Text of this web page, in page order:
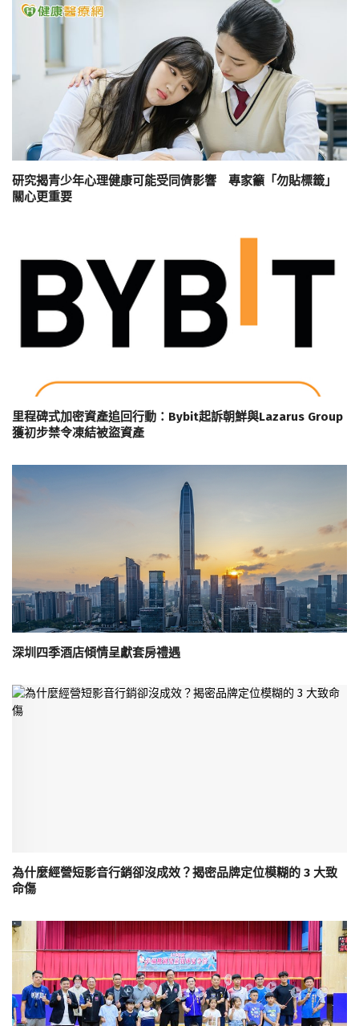
研究揭青少年心理健康可能受同儕影響 專家籲「勿貼標籤」
關心更重要
里程碑式加密資產追回行動：Bybit起訴朝鮮與Lazarus Group
獲初步禁令凍結被盜資產
深圳四季酒店傾情呈獻套房禮遇
為什麼經營短影音行銷卻沒成效？揭密品牌定位模糊的 3 大致
命傷